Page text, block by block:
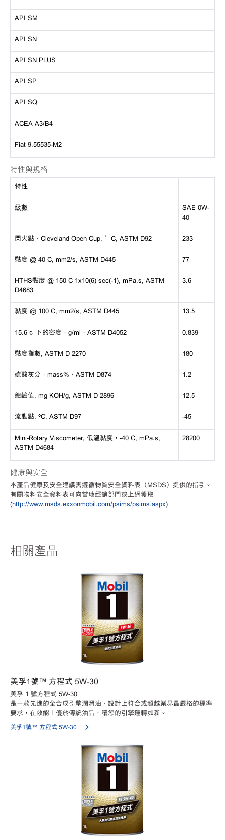
API SM
API SN
API SN PLUS
API SP
API SQ
ACEA A3/B4
Fiat 9.55535-M2
特性與規格
特性
級數
SAE 0W-
40
閃火點，Cleveland Open Cup, °C, ASTM D92 233
黏度 @ 40 C, mm2/s, ASTM D445 77
HTHS黏度 @ 150 C 1x10(6) sec(-1), mPa.s, ASTM
D4683
3.6
黏度 @ 100 C, mm2/s, ASTM D445 13.5
15.6℃ 下的密度，g/ml，ASTM D4052 0.839
黏度指數, ASTM D 2270 180
硫酸灰分，mass%，ASTM D874 1.2
總鹼值, mg KOH/g, ASTM D 2896 12.5
流動點, ºC, ASTM D97 -45
Mini-Rotary Viscometer, 低溫黏度，-40 C, mPa.s,
ASTM D4684
28200
健康與安全
本產品健康及安全建議需遵循物質安全資料表（MSDS）提供的指引。
有關物料安全資料表可向當地經銷部門或上網獲取
(http://www.msds.exxonmobil.com/psims/psims.aspx)
相關產品
美孚1號™ 方程式 5W-30
美孚 1 號方程式 5W-30
是一款先進的全合成引擎潤滑油，設計上符合或超越業界最嚴格的標準
要求，在效能上優於傳統油品，讓您的引擎運轉如新。
美孚1號™ 方程式 5W-30